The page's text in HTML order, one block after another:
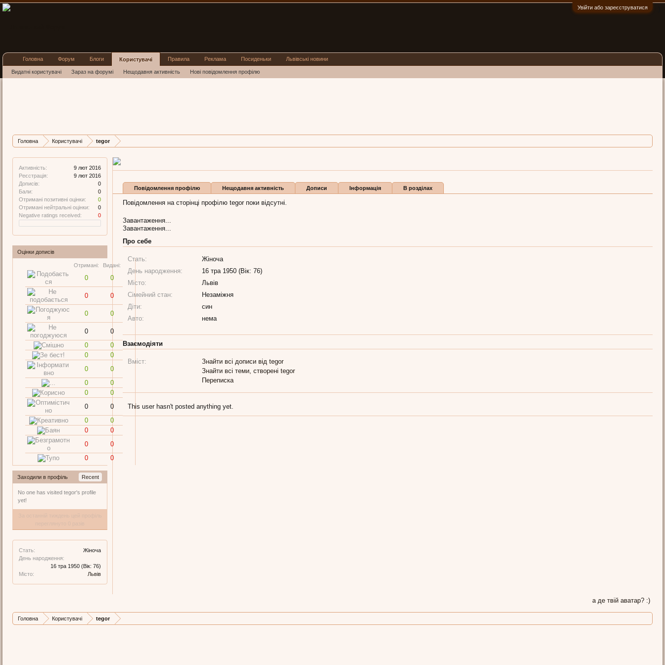
Увійти або зареєструватися
Головна Користувачі tegor
Активність:
9 лют 2016
Реєстрація:
9 лют 2016
Дописів:
0
Бали:
0
Отримані позитивні оцінки:
0
Отримані нейтральні оцінки:
0
Negative ratings received:
0
Оцінки дописів
Отримані: Видані:
0 0
0 0
0 0
0
0
0
0
0
0
0
0
0
0
0
0
0
0
0
0
0
0
0
0
0
0
Заходили в профіль Recent
No one has visited tegor's profile
yet!
Стать:
Жіноча
День народження:
16 тра 1950 (Вік: 76)
Місто:
Львів
Дописів
Карма Бали
Повідомлення профілю Нещодавня активність Дописи Інформація В розділах
Повідомлення на сторінці профілю tegor поки відсутні.
Завантаження...
Завантаження...
Про себе
Стать:
Жіноча
День народження:
16 тра 1950 (Вік: 76)
Місто:
Львів
Сімейний стан:
Незаміжня
Діти:
син
Авто:
нема
Взаємодіяти
Вміст:
Знайти всі дописи від tegor
Знайти всі теми, створені tegor
Переписка
This user hasn't posted anything yet.
а де твій аватар? :)
Головна Користувачі tegor
Головна Форум Блоги Користувачі
Видатні користувачі Зараз на форумі Нещодавня активність Нові повідомлення профілю
Правила Реклама Посиденьки Львівські новини